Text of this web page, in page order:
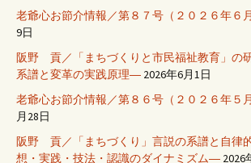
老爺心お節介情報／第８７号（２０２６年６月
9日
阪野 貢／「まちづくりと市民福祉教育」の
系譜と変革の実践原理― 2026年6月1日
老爺心お節介情報／第８６号（２０２６年５
月28日
阪野 貢／「まちづくり」言説の系譜と自律
想・実践・技法・認識のダイナミズム― 2026